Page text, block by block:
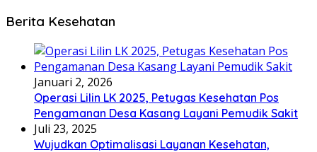
Berita Kesehatan
Januari 2, 2026
Operasi Lilin LK 2025, Petugas Kesehatan Pos
Pengamanan Desa Kasang Layani Pemudik Sakit
Juli 23, 2025
Wujudkan Optimalisasi Layanan Kesehatan,